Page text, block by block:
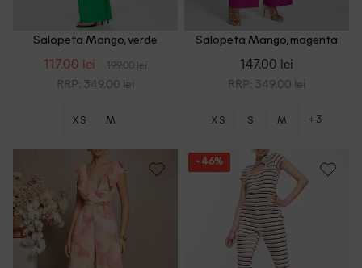
Salopeta Mango, verde
117.00 lei 199.00 lei
RRP: 349.00 lei
XS M
Salopeta Mango, magenta
147.00 lei
RRP: 349.00 lei
XS S M +3
- 46%